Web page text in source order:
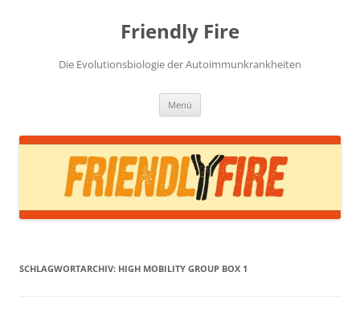
Friendly Fire
Die Evolutionsbiologie der Autoimmunkrankheiten
Menü
SCHLAGWORTARCHIV: HIGH MOBILITY GROUP BOX 1